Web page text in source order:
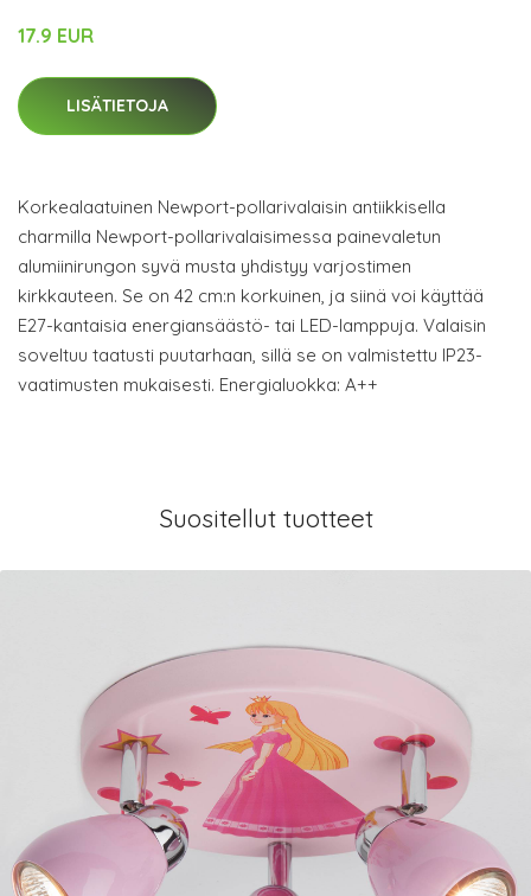
17.9 EUR
LISÄTIETOJA
Korkealaatuinen Newport-pollarivalaisin antiikkisella
charmilla Newport-pollarivalaisimessa painevaletun
alumiinirungon syvä musta yhdistyy varjostimen
kirkkauteen. Se on 42 cm:n korkuinen, ja siinä voi käyttää
E27-kantaisia energiansäästö- tai LED-lamppuja. Valaisin
soveltuu taatusti puutarhaan, sillä se on valmistettu IP23-
vaatimusten mukaisesti. Energialuokka: A++
Suositellut tuotteet